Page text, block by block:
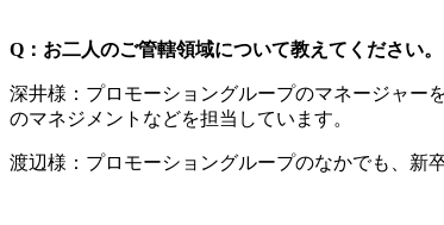
Q：お二人のご管轄領域について教えてください。
深井様：プロモーショングループのマネージャー
のマネジメントなどを担当しています。
渡辺様：プロモーショングループのなかでも、新